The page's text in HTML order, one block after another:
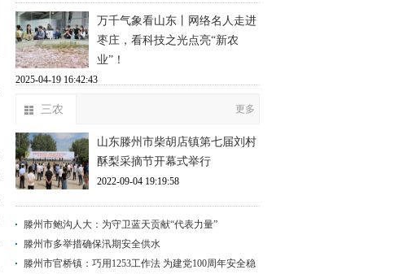
万千气象看山东丨网络名人走进
枣庄，看科技之光点亮“新农
业”！
2025-04-19 16:42:43
三农 更多
山东滕州市柴胡店镇第七届刘村
酥梨采摘节开幕式举行
2022-09-04 19:19:58
滕州市鲍沟人大：为守卫蓝天贡献“代表力量”
滕州市多举措确保汛期安全供水
滕州市官桥镇：巧用1253工作法 为建党100周年安全稳